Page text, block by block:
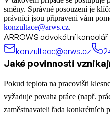
směny. Správné posouzení je
právníci jsou připraveni vám
konzultace@arws.cz.
ARROWS advokátní kancelář
konzultace@arws.cz
Jaké povinnosti
Pokud teplota na pracovišti
vyžaduje povaha práce (např.
zaměstnavateli řada konkrétních